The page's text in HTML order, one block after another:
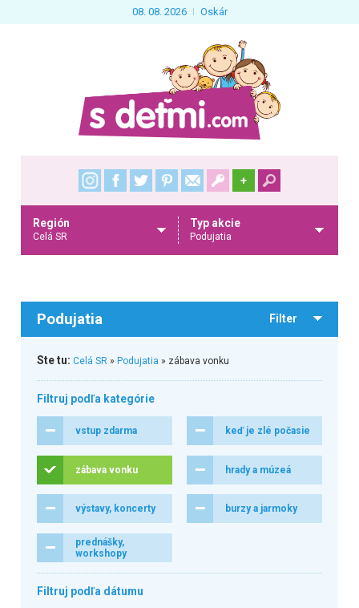
08. 08. 2026 Oskár
+
Región
Celá SR
Typ akcie
Podujatia
Podujatia Filter
Ste tu: Celá SR» Podujatia » zábava vonku
Filtruj podľa kategórie
vstup zdarma keď je zlé počasie
zábava vonku hrady a múzeá
výstavy, koncerty burzy a jarmoky
prednášky,
workshopy
Filtruj podľa dátumu